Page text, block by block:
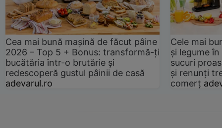
Cea mai bună mașină de făcut pâine
2026 – Top 5 + Bonus: transformă-ți
bucătăria într-o brutărie și
redescoperă gustul pâinii de casă
adevarul.ro
Cele mai
și legume
sucuri
și renunți
comerț